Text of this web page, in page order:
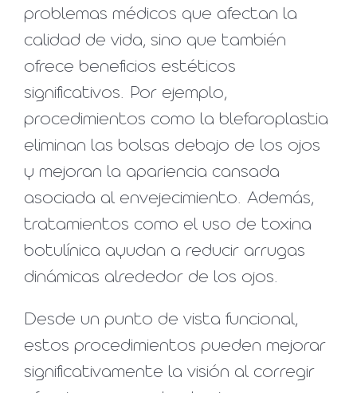
problemas médicos que afectan la
calidad de vida, sino que también
ofrece beneficios estéticos
significativos. Por ejemplo,
procedimientos como la blefaroplastia
eliminan las bolsas debajo de los ojos
y mejoran la apariencia cansada
asociada al envejecimiento. Además,
tratamientos como el uso de toxina
botulínica ayudan a reducir arrugas
dinámicas alrededor de los ojos.
Desde un punto de vista funcional,
estos procedimientos pueden mejorar
significativamente la visión al corregir